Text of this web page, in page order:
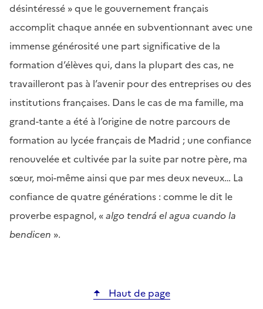
désintéressé » que le gouvernement français
accomplit chaque année en subventionnant avec une
immense générosité une part significative de la
formation d’élèves qui, dans la plupart des cas, ne
travailleront pas à l’avenir pour des entreprises ou des
institutions françaises. Dans le cas de ma famille, ma
grand-tante a été à l’origine de notre parcours de
formation au lycée français de Madrid ; une confiance
renouvelée et cultivée par la suite par notre père, ma
sœur, moi-même ainsi que par mes deux neveux… La
confiance de quatre générations : comme le dit le
proverbe espagnol, «algo tendrá el agua cuando la
bendicen ».
Haut de page